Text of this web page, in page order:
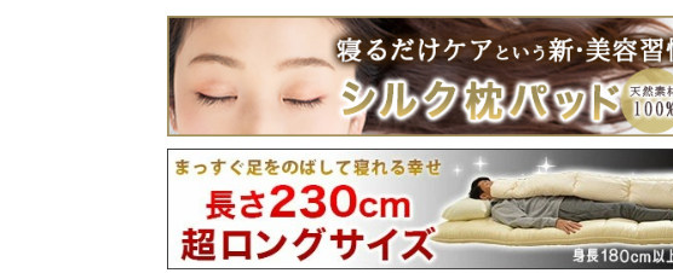
羽毛布団セット 2点セット
3点セット
4点セット
5点セット
6点セット
エクセルゴールド
ロイヤルゴールド
マザーダックダウン
小さい布団セット
大きい布団セット
掛け布団セット 2点セット
3点セット
4点セット
6点セット
敷布団セット 2点セット
3点セット
プレミアムゴールド
ロイヤルゴールド
エクセルゴールド
ニューゴールド
マザーダックダウン
マザーグースダウン
スーパーロングサイズ
洗える羽毛布団
肌掛け布団 防ダニ掛け布団
洗える掛け布団
小さい掛け布団
大きい掛け布団
肌掛け布団 防ダニ敷布団
小さい敷布団
大きい敷布団
機能性敷布団シングルサ
小さい敷パ
大きい敷パ
シルク敷パ
枕パッド
シルク枕パ
除湿シート
接触冷感パ
暖かパッド
ガーゼケッ
オーガニッ
ベッドパッ
パッドセッ